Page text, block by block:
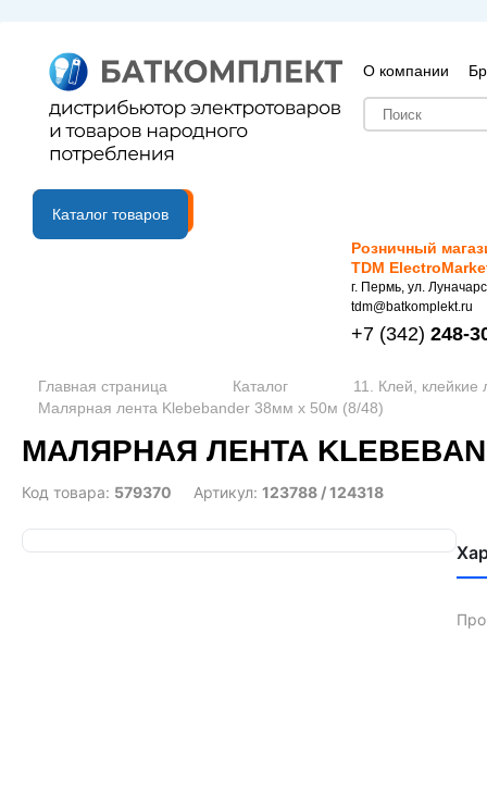
О компании
B2B портал
Каталог товаров
Розничный
TDM
г. Пермь, ул.
tdm@batkomplekt.ru
+7 (342) 248-
Главная страница Каталог
11. Клей, клейкие
Малярная лента Klebebander 38мм х 50м (8/48)
МАЛЯРНАЯ ЛЕНТА
Код товара: 579370 Артикул: 123788 / 124318